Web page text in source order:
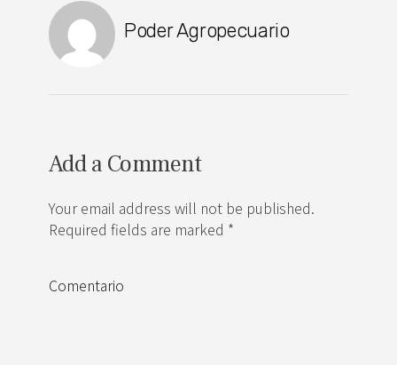
Poder Agropecuario
Add a Comment
Your email address will not be published.
Required fields are marked *
Comentario